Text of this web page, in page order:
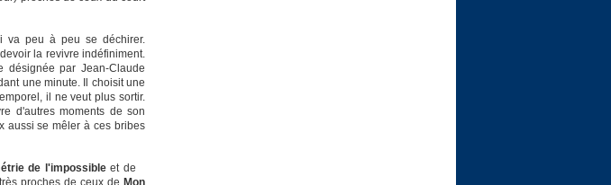
va peu à peu se déchirer.
la revivre indéfiniment.
désignée par Jean-Claude
une minute. Il choisit une
il ne veut plus sortir.
d'autres moments de son
aussi se mêler à ces bribes
de l'impossibleet de
proches de ceux de Mon